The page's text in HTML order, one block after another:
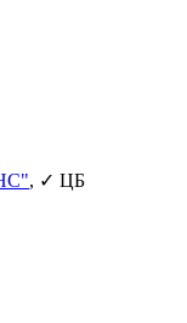
, ✓ ЦБ